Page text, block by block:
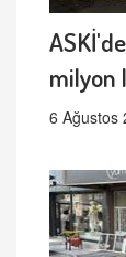
milyon
6 Ağustos